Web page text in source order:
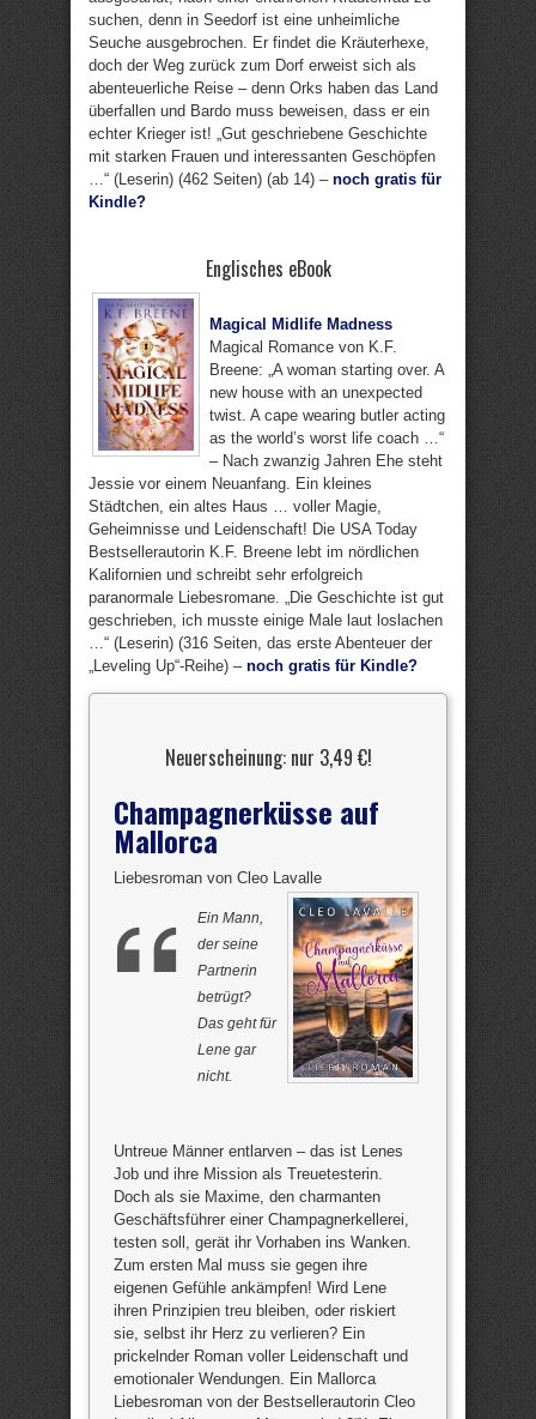
suchen, denn in Seedorf ist eine unheimliche
Seuche ausgebrochen. Er findet die Kräuterhexe,
doch der Weg zurück zum Dorf erweist sich als
abenteuerliche Reise – denn Orks haben das Land
überfallen und Bardo muss beweisen, dass er ein
echter Krieger ist! „Gut geschriebene Geschichte
mit starken Frauen und interessanten Geschöpfen
…“ (Leserin) (462 Seiten) (ab 14) – noch gratis für
Kindle?
Englisches eBook
Magical Midlife Madness
Magical Romance von K.F.
Breene: „A woman starting over. A
new house with an unexpected
twist. A cape wearing butler acting
as the world’s worst life coach …“
– Nach zwanzig Jahren Ehe steht
Jessie vor einem Neuanfang. Ein kleines
Städtchen, ein altes Haus … voller Magie,
Geheimnisse und Leidenschaft! Die USA Today
Bestsellerautorin K.F. Breene lebt im nördlichen
Kalifornien und schreibt sehr erfolgreich
paranormale Liebesromane. „Die Geschichte ist gut
geschrieben, ich musste einige Male laut loslachen
…“ (Leserin) (316 Seiten, das erste Abenteuer der
„Leveling Up“-Reihe) – noch gratis für Kindle?
Neuerscheinung: nur 3,49 €!
Champagnerküsse auf
Mallorca
Liebesroman von Cleo Lavalle
Ein Mann,
der seine
Partnerin
betrügt?
Das geht für
Lene gar
nicht.
Untreue Männer entlarven – das ist Lenes
Job und ihre Mission als Treuetesterin.
Doch als sie Maxime, den charmanten
Geschäftsführer einer Champagnerkellerei,
testen soll, gerät ihr Vorhaben ins Wanken.
Zum ersten Mal muss sie gegen ihre
eigenen Gefühle ankämpfen! Wird Lene
ihren Prinzipien treu bleiben, oder riskiert
sie, selbst ihr Herz zu verlieren? Ein
prickelnder Roman voller Leidenschaft und
emotionaler Wendungen. Ein Mallorca
Liebesroman von der Bestsellerautorin Cleo